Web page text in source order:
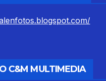
C&M MULTIMEDIA